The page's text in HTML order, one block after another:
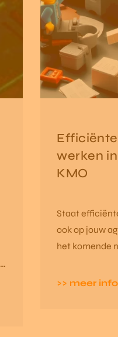
werken
KMO
Staat
ook op jouw
het komende
>> meer